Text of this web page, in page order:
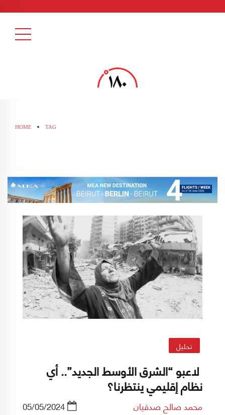
HOME TAG
تحليل
لاعبو “الشرق الأوسط الجديد”.. أي
نظام إقليمي ينتظرنا؟
محمد صالح صدقيان 05/05/2024